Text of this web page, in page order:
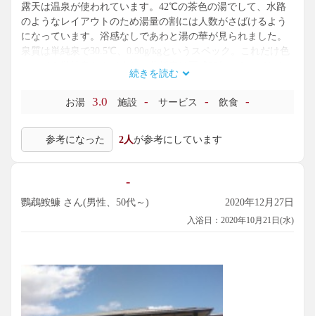
露天は温泉が使われています。42℃の茶色の湯でして、水路
のようなレイアウトのため湯量の割には人数がさばけるよう
になっています。浴感なしであわと湯の華が見られました。
泉質は単純泉で30.5℃、0.90g/kgというスペック。これだけ色
から、そろそろ更新の時期かもしれません。楽しみに待ちた
続きを読む
お湯 3.0 施設 - サービス - 飲食 -
参考になった 2人が参考にしています
-
鸚鵡鮟鱇 さん(男性、50代～) 2020年12月27日
入浴日：2020年10月21日(水)